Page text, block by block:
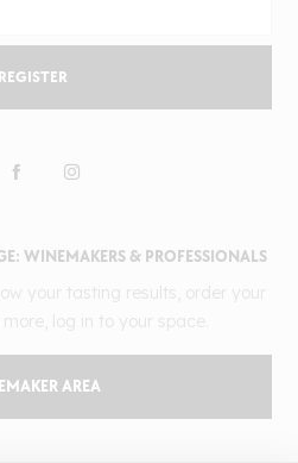
WINEMAKERS & PROFESSIONALS
AREA
REGISTER